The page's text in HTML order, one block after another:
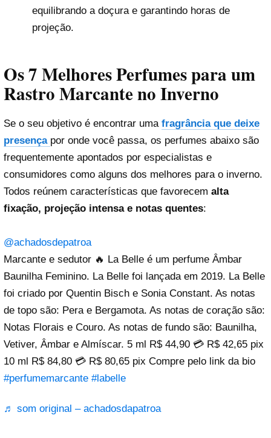
equilibrando a doçura e garantindo horas de
projeção.
Os 7 Melhores Perfumes para um
Rastro Marcante no Inverno
Se o seu objetivo é encontrar uma fragrância que deixe
presença por onde você passa, os perfumes abaixo são
frequentemente apontados por especialistas e
consumidores como alguns dos melhores para o inverno.
Todos reúnem características que favorecem alta
fixação, projeção intensa e notas quentes:
@achadosdepatroa
Marcante e sedutor 🔥 La Belle é um perfume Âmbar
Baunilha Feminino. La Belle foi lançada em 2019. La Belle
foi criado por Quentin Bisch e Sonia Constant. As notas
de topo são: Pera e Bergamota. As notas de coração são:
Notas Florais e Couro. As notas de fundo são: Baunilha,
Vetiver, Âmbar e Almíscar. 5 ml R$ 44,90 💳 R$ 42,65 pix
10 ml R$ 84,80 💳 R$ 80,65 pix Compre pelo link da bio
#perfumemarcante #labelle
♬ som original – achadosdapatroa